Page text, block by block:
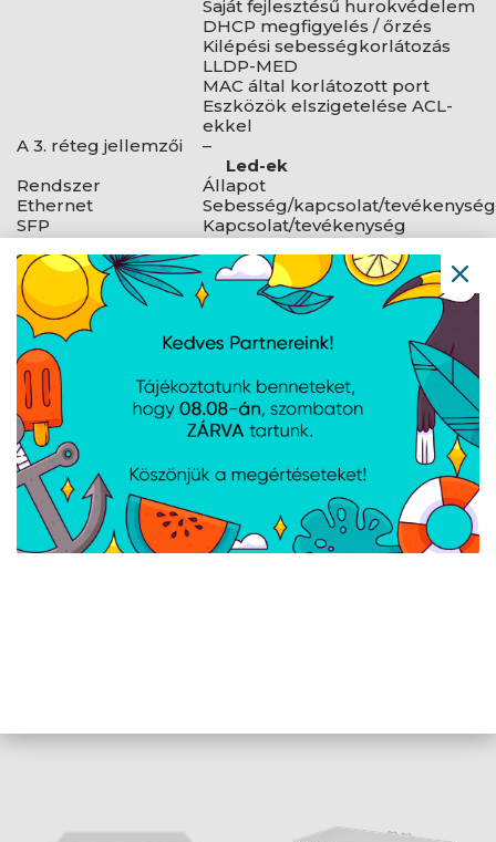
Saját fejlesztésű hurokvédelem
DHCP megfigyelés / őrzés
Kilépési sebességkorlátozás
LLDP-MED
MAC által korlátozott port
Eszközök elszigetelése ACL-
ekkel
A 3. réteg jellemzői
–
Led-ek
Rendszer
Állapot
Ethernet
Sebesség/kapcsolat/tevékenység
SFP
Kapcsolat/tevékenység
Alkalmazási követelmények
UniFi Network
7.2.94-es és újabb verziók
AJÁNLATUNKBÓL
csatlakozó